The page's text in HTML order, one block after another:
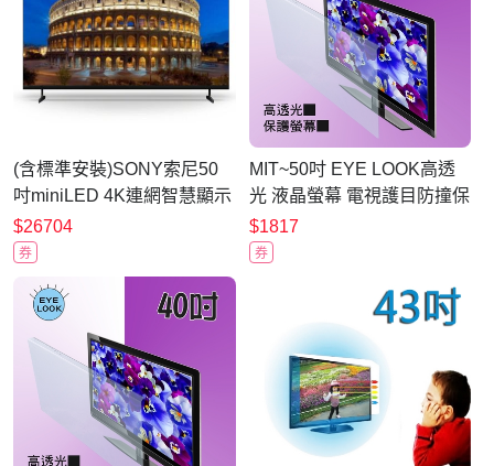
(含標準安裝)SONY索尼50
吋miniLED 4K連網智慧顯示
器Y-50XR30M2
$26704
券
MIT~50吋 EYE LOOK高透
光 液晶螢幕 電視護目防撞保
護鏡 SONY E款 新規格
$1817
券